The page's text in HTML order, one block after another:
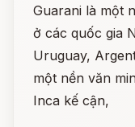
Guarani là một
ở các quốc gia
Uruguay,
một nền văn
Inca kế cận,